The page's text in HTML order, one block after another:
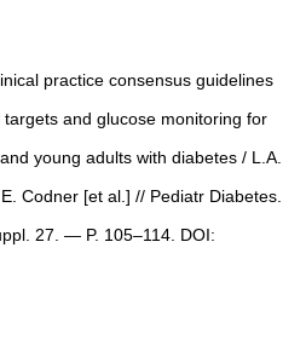
practice consensus guidelines
and glucose monitoring for
young adults with diabetes / L.A.
Codner [et al.] // Pediatr Diabetes.
27. — P. 105–114. DOI: